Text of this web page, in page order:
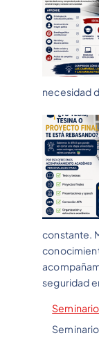
necesidad
constante.
seguridad